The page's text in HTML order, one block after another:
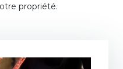
propriété.